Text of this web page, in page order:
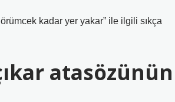
kadar yer yakar” ile ilgili sıkça
atasözünün